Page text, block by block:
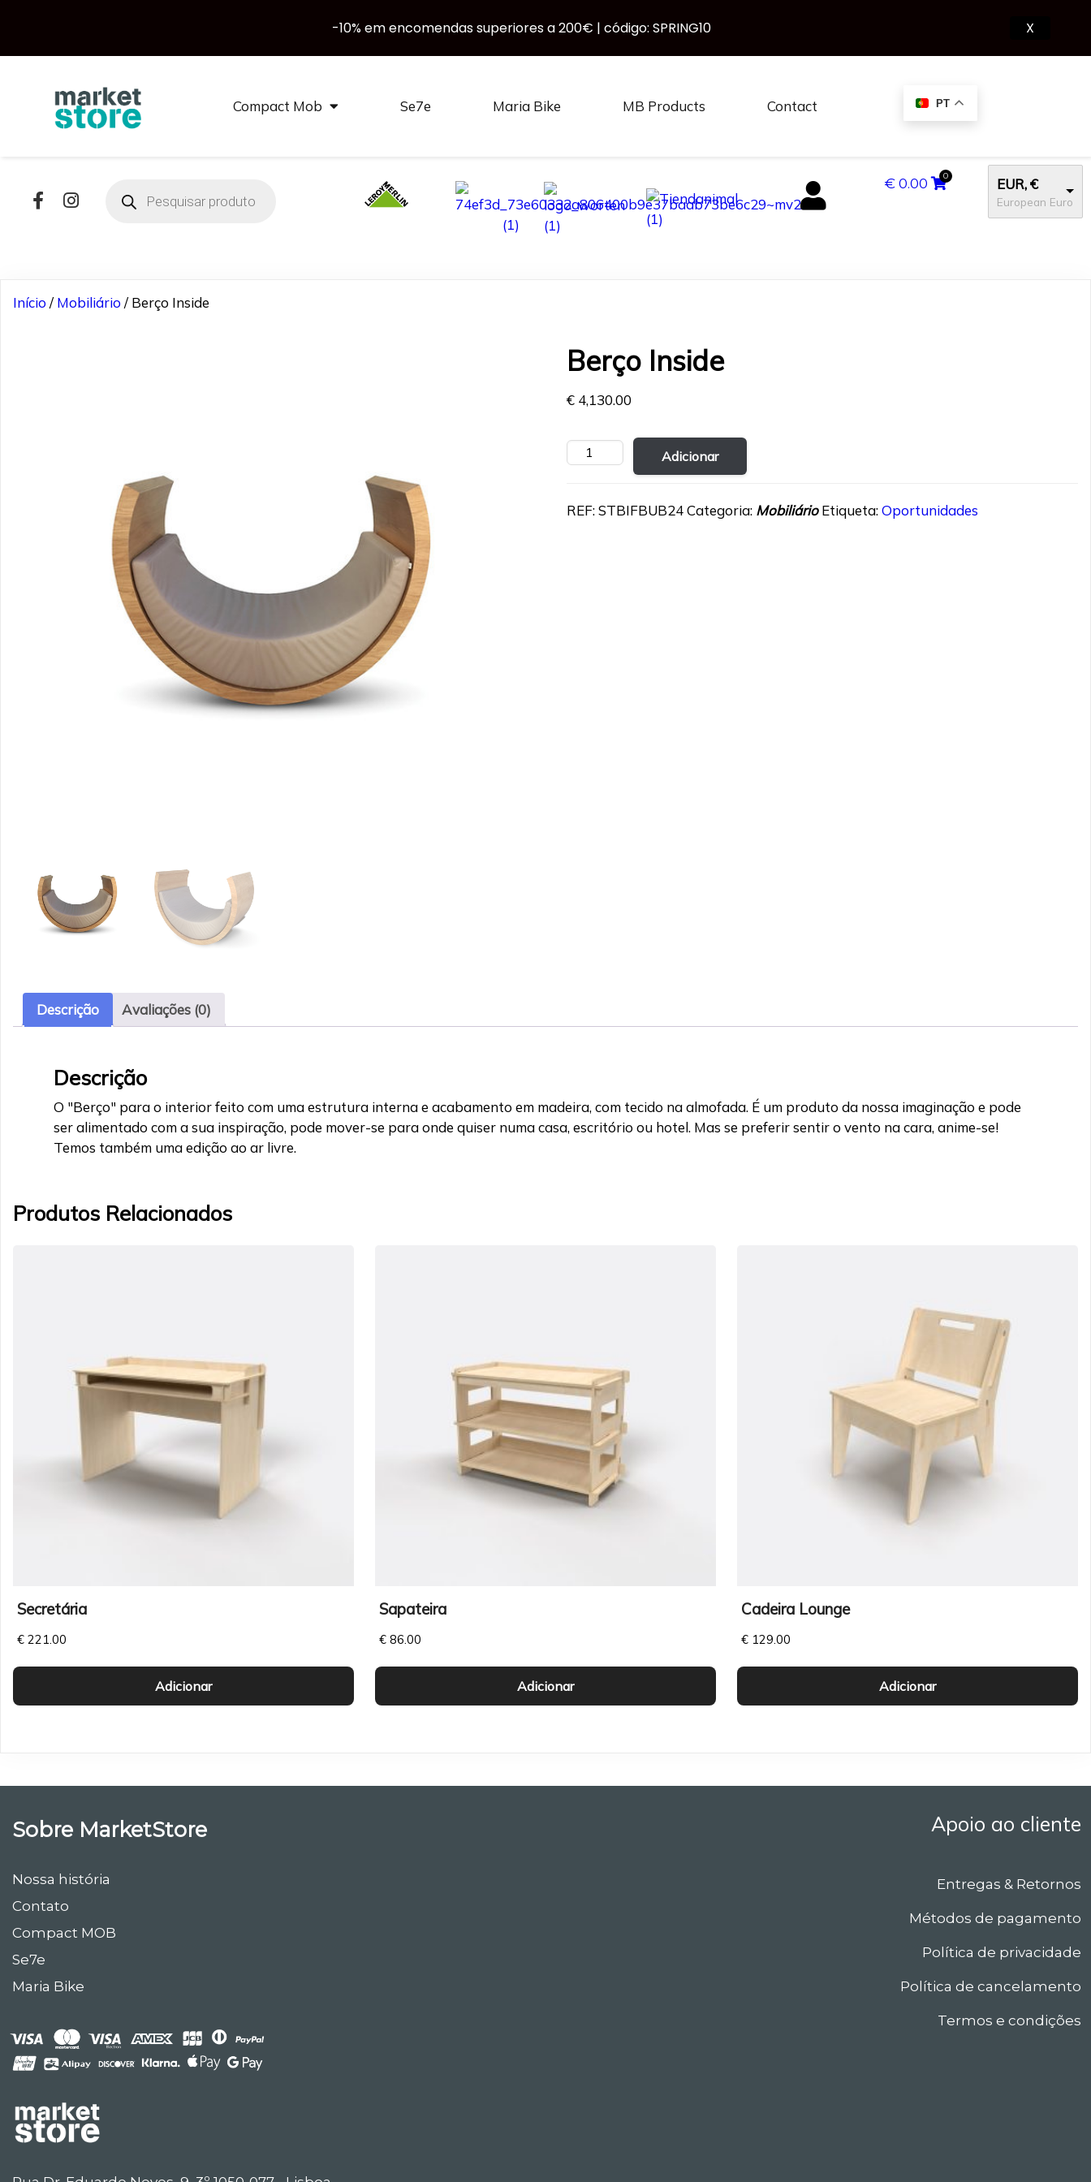
Compact Mob Se7e Maria Bike MB Products Contact PT
search
€ 0.00 EUR, €
European Euro
Início /Mobiliário / Berço Inside
Berço Inside
€ 4,130.00
Quantidade
de
Inside
Adicionar
REF:STBIFBUB24 Categoria: Mobiliário Etiqueta:Oportunidades
Descrição Avaliações (0)
Descrição
O "Berço" para o interior feito com uma estrutura interna e acabamento em madeira, com tecido na almofada. É um produto da nossa imaginação e pode
ser alimentado com a sua inspiração, pode mover-se para onde quiser numa casa, escritório ou hotel. Mas se preferir sentir o vento na cara, anime-se!
Temos também uma edição ao ar livre.
Produtos Relacionados
Secretária
€ 221.00
Adicionar
Sapateira
€ 86.00
Adicionar
Cadeira Lounge
€ 129.00
Adicionar
Sobre MarketStore
Nossa história
Contato
Compact MOB
Se7e
Maria Bike
Apoio ao cliente
Entregas & Retornos
Métodos de pagamento
Política de privacidade
Política de cancelamento
Termos e condições
-10% em encomendas superiores a 200€ | código: SPRING10 X